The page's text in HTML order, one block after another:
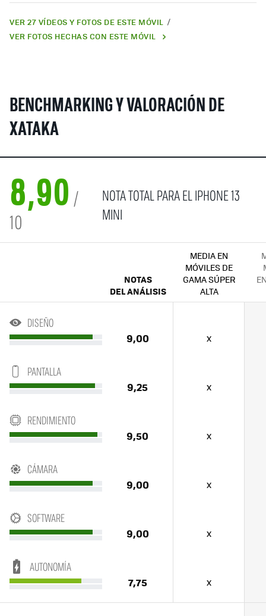
VER 27 VÍDEOS Y FOTOS DE ESTE MÓVIL
VER FOTOS HECHAS CON ESTE MÓVIL
BENCHMARKING Y VALORACIÓN DE
XATAKA
8,90 /
10
NOTA TOTAL PARA EL IPHONE 13
MINI
NOTAS
DEL ANÁLISIS
MEDIA EN
MÓVILES DE
GAMA SÚPER
ALTA
DISEÑO
9,00 x
PANTALLA
9,25 x
RENDIMIENTO
9,50 x
CÁMARA
9,00 x
SOFTWARE
9,00 x
AUTONOMÍA
7,75 x